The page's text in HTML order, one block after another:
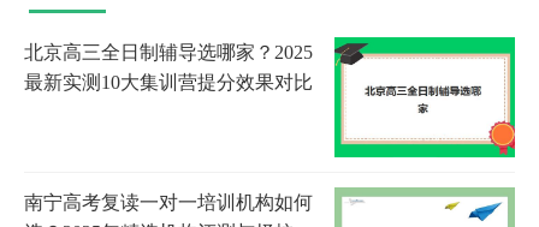
北京高三全日制辅导选哪家？2025
最新实测10大集训营提分效果对比
南宁高考复读一对一培训机构如何